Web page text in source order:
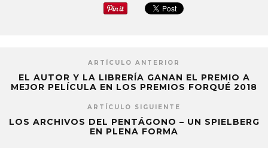
ARTÍCULO ANTERIOR
EL AUTOR Y LA LIBRERÍA GANAN EL PREMIO A
MEJOR PELÍCULA EN LOS PREMIOS FORQUÉ 2018
ARTÍCULO SIGUIENTE
LOS ARCHIVOS DEL PENTÁGONO – UN SPIELBERG
EN PLENA FORMA